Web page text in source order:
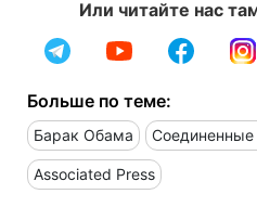
Или читайте нас
Больше по теме:
Барак Обама
Associated Press